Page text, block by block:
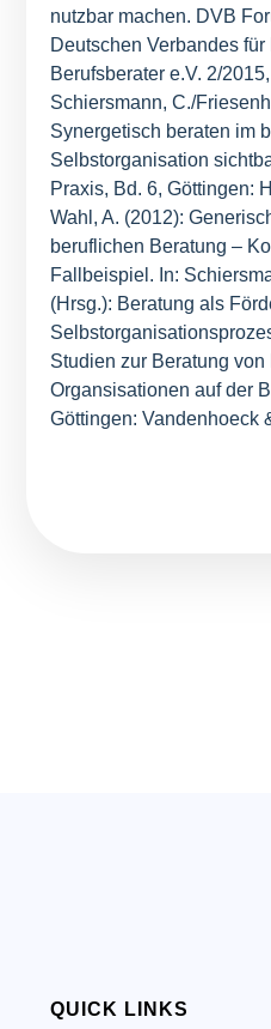
nutzbar machen. DVB
Deutschen Verbandes
Berufsberater e.V. 2/
Schiersmann, C./
Synergetisch beraten im
Selbstorganisation
Praxis, Bd. 6, Göttingen:
Wahl, A. (2012):
beruflichen Beratung –
Fallbeispiel. In:
(Hrsg.): Beratung als
Studien zur Beratung von
Organsisationen auf der
Göttingen: Vandenhoeck
QUICK LINKS